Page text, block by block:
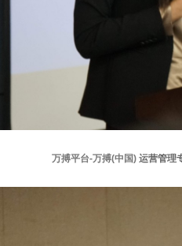
万搏平台-万搏(中国) 运营管理